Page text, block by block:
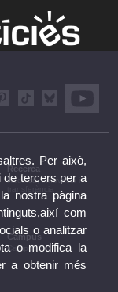
Recerca
Recerca, innovació i
Campus
Campus
Per això,
de tercers per a
nostra pàgina
com
o analitzar
o modifica la
a obtenir més